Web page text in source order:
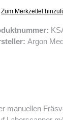
Zum Merkzettel
Argon
manuellen